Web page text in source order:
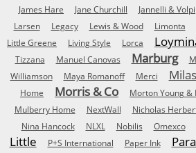
James Hare
Jane Churchill Jannelli & Volpi
Larsen
Legacy Lewis & Wood Limonta
Little Greene
Living Style Lorca
Tizzana
Manuel Canovas Marburg
Williamson
Maya Romanoff Merci
Home
Morris & Co Morton Young &
Mulberry Home
NextWall Nicholas
Nina Hancock NLXL Nobilis Omexco
Little
P+S International Paper Ink